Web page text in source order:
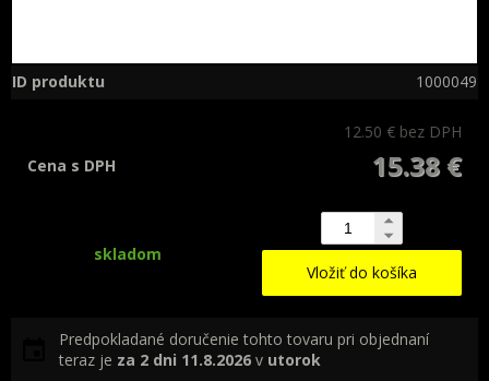
ID produktu 1000049
12.50 € bez DPH
15.38 €
Cena s DPH
skladom
Vložiť do košíka
Predpokladané doručenie tohto tovaru pri objednaní
teraz je za 2 dni 11.8.2026 v utorok